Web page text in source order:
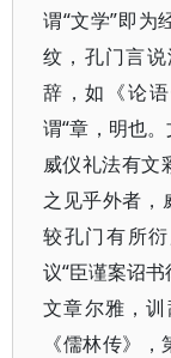
谓“文学”即为
纹，孔门言说
辞，如《论
谓“章，明也
威仪礼法有文
之见乎外者
较孔门有所
议“臣谨案诏
文章尔雅，
《儒林传》